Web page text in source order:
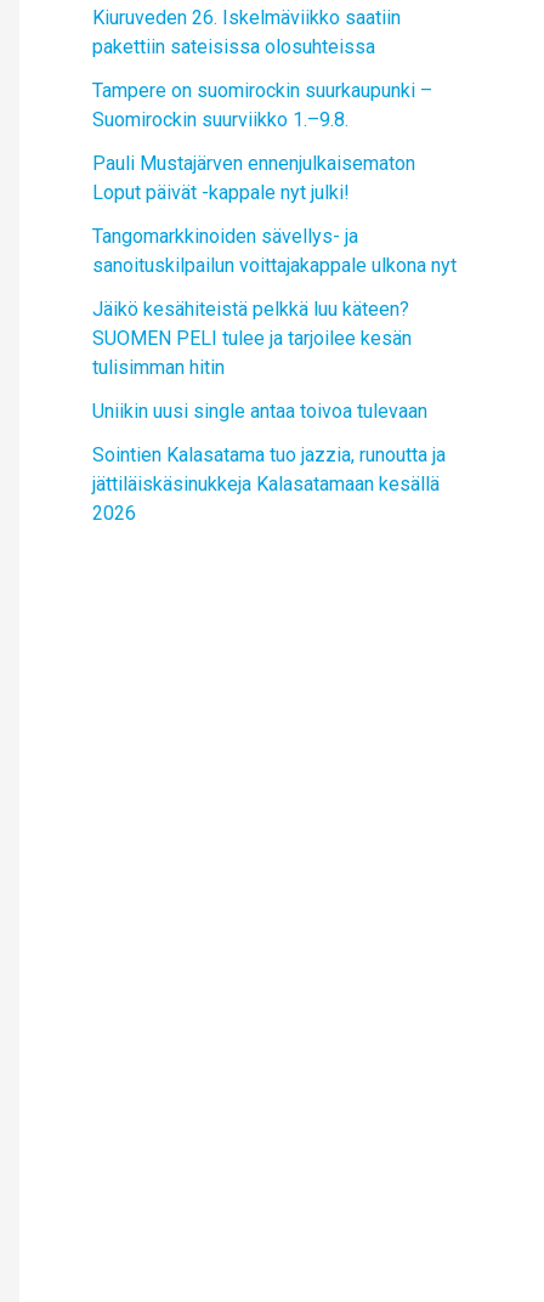
Kiuruveden 26. Iskelmäviikko saatiin
pakettiin sateisissa olosuhteissa
Tampere on suomirockin suurkaupunki –
Suomirockin suurviikko 1.–9.8.
Pauli Mustajärven ennenjulkaisematon
Loput päivät -kappale nyt julki!
Tangomarkkinoiden sävellys- ja
sanoituskilpailun voittajakappale ulkona nyt
Jäikö kesähiteistä pelkkä luu käteen?
SUOMEN PELI tulee ja tarjoilee kesän
tulisimman hitin
Uniikin uusi single antaa toivoa tulevaan
Sointien Kalasatama tuo jazzia, runoutta ja
jättiläiskäsinukkeja Kalasatamaan kesällä
2026